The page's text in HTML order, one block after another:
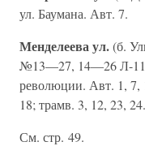
ул. Баумана. Авт. 7.
Менделеева ул.(б.
№13—27, 14—26 Л-11.
революции. Авт. 1, 7,
18; трамв. 3, 12, 23, 24.
См. стр. 49.